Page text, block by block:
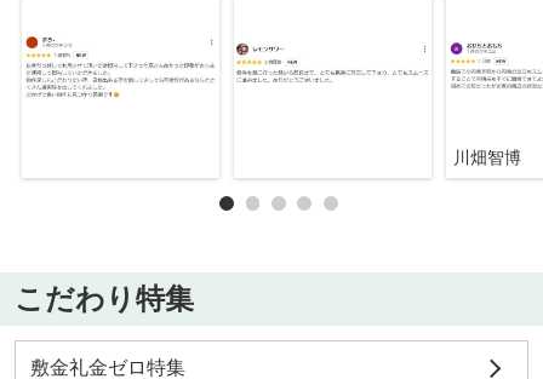
川畑智博
こだわり特集
敷金礼金ゼロ特集